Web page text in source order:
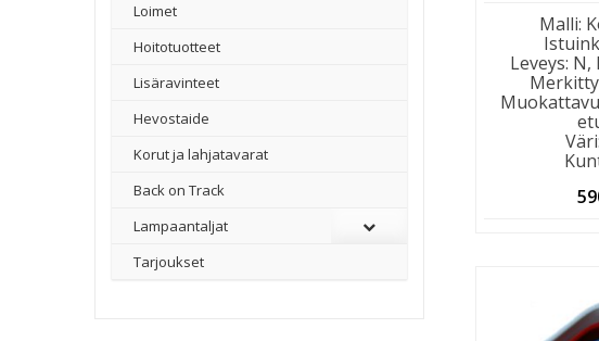
Malli:
Leveys: N,
Väri:
Loimet
Hoitotuotteet
Lisäravinteet
Hevostaide
Korut ja lahjatavarat
Back on Track
Lampaantaljat
Tarjoukset